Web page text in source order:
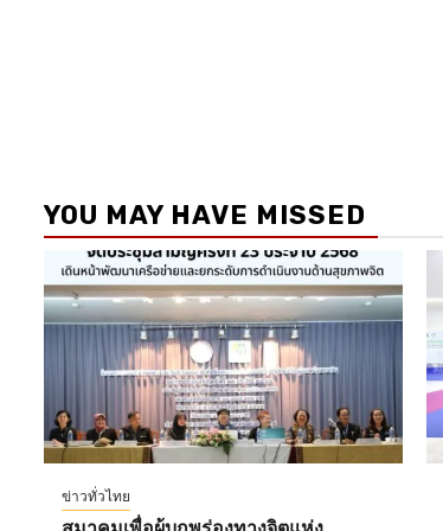
YOU MAY HAVE MISSED
ข่าวทั่วไทย